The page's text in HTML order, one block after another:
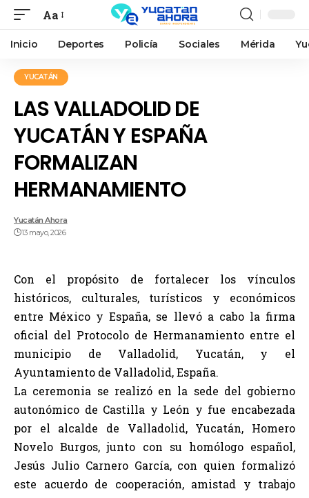
Aa
Inicio Deportes Policía Sociales Mérida
YUCATÁN
LAS VALLADOLID DE
YUCATÁN Y ESPAÑA
FORMALIZAN
HERMANAMIENTO
Yucatán Ahora
13 mayo, 2026
Con el propósito de fortalecer los vínculos
históricos, culturales, turísticos y económicos
entre México y España, se llevó a cabo la firma
oficial del Protocolo de Hermanamiento entre el
municipio de Valladolid, Yucatán, y el
Ayuntamiento de Valladolid, España.
La ceremonia se realizó en la sede del gobierno
autonómico de Castilla y León y fue encabezada
por el alcalde de Valladolid, Yucatán, Homero
Novelo Burgos, junto con su homólogo español,
Jesús Julio Carnero García, con quien formalizó
este acuerdo de cooperación, amistad y trabajo